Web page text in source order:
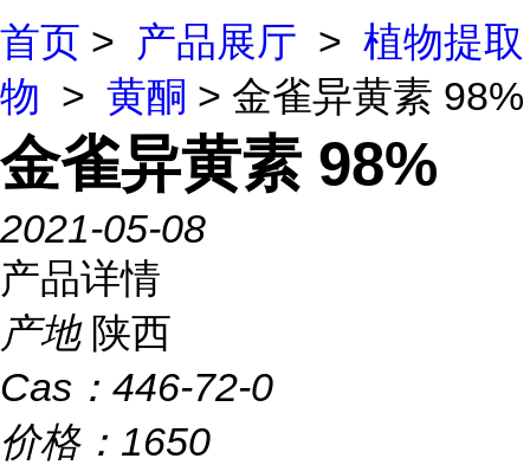
首页 > 产品展厅 > 植物提取
物 > 黄酮 > 金雀异黄素 98%
金雀异黄素 98%
2021-05-08
产品详情
产地 陕西
Cas： 446-72-0
价格： 1650